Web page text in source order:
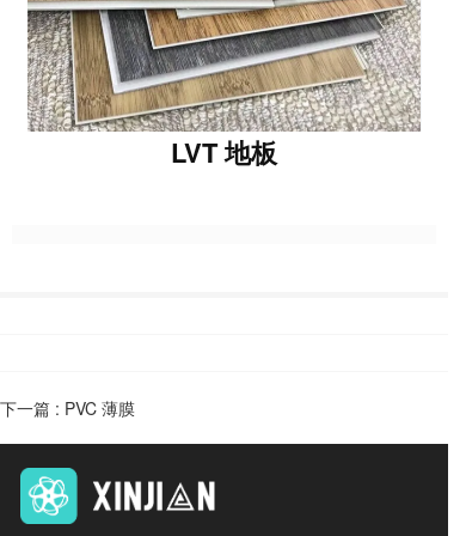
LVT 地板
下一篇 : PVC 薄膜